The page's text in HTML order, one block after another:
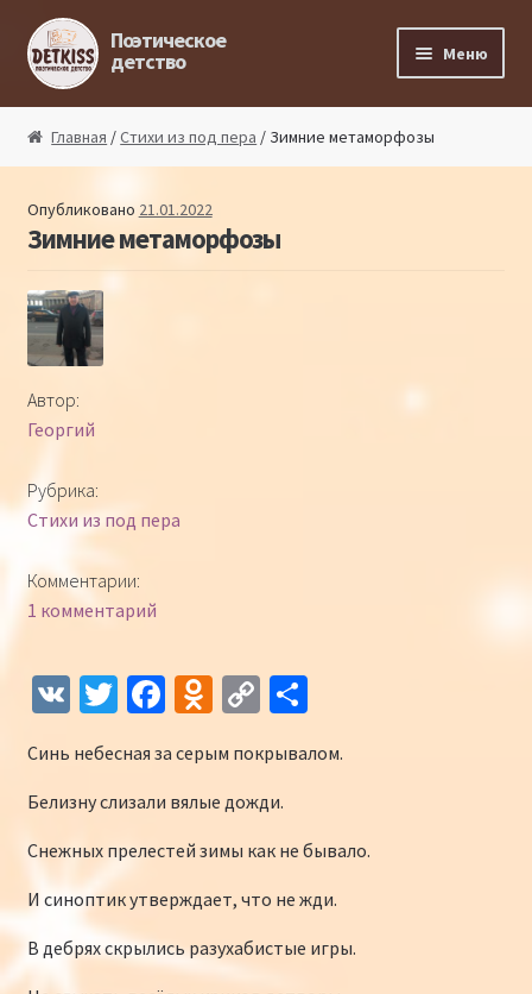
Перейти к навигации
Перейти к содержимому
Поэтическое
детство Меню
Поэтический ликбез
Поэтический блог
Детская философия
Интернет-конкурс чтецов «Созвучие 2018»
Наши участники и победители
Наши участники 2017
Страничка победителей 2017
Главная /Стихи из под пера / Зимние метаморфозы
Опубликовано 21.01.2022
Зимние метаморфозы
Автор:
Георгий
Рубрика:
Стихи из под пера
Комментарии:
1 комментарий
V T
tt
er
Fa
b
o
o
k
O
n
o
kl
as
sn
iki
C
p
y
Li
n
k
О
п
а
в
и
ть
Синь небесная за серым покрывалом.
Белизну слизали вялые дожди.
Снежных прелестей зимы как не бывало.
И синоптик утверждает, что не жди.
В дебрях скрылись разухабистые игры.